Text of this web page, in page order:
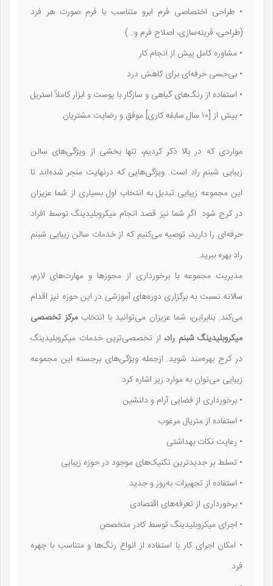
• طراحی اختصاصی فرم ابرو متناسب با فرم صورت هر فرد
(طراحی، قرینه‌سازی، اصلاح فرم و…)
• مشاوره کامل پیش از انجام کار
• بی‌حسی حرفه‌ای برای کاهش درد
• استفاده از رنگ‌های گیاهی و سازگار با پوست و ابزار کاملاً استریل
• بیش از [۱۰ سال سابقه کاری] موفق و رضایت مشتریان
مواردی که در بالا ذکر کردیم، تنها بخشی از ویژگی‌های سالن
زیبایی شبنم راد است. ویژگی‌هایی که درنهایت منجر شده‌اند تا
این مجموعه زیبایی تبدیل به انتخاب اول بسیاری از شما عزیزان
در کرج شود. اگر شما نیز قصد انجام میکروبلیدینگ توسط افراد
حرفه‌ای را دارید، توصیه می‌کنیم که از خدمات سالن زیبایی شبنم
راد بهره ببرید.
مدیریت مجموعه با برخورداری از مجوزها و مهارت‌های لازم،
سالانه نسبت به برگزاری دوره‌های آموزشی در این حوزه نیز اقدام
می‌کند. بنابراین، شما عزیزان می‌توانید با انتخابمرکز تخصصی
میکروبلیدینگ شبنم راد، از تخصصی‌ترین خدمات میکروبلیدینگ
در کرج بهره‌مند شوید. ازجمله ویژگی‌های برجسته این مجموعه
زیبایی می‌توان به موارد زیر اشاره کرد:
• برخورداری از فضایی آرام و دلنشین
• استفاده از متریال مرغوب
• رعایت نکات بهداشتی
• تسلط بر جدیدترین تکنیک‌های موجود در حوزه زیبایی
• استفاده از تجهیزات به‌روز و جدید
• برخورداری از تعرفه‌های اقتصادی
• اجرای میکروبلیدینگ توسط کادر متخصص
• امکان اجرای کار با استفاده از انواع رنگ‌ها و متناسب با چهره
فرد